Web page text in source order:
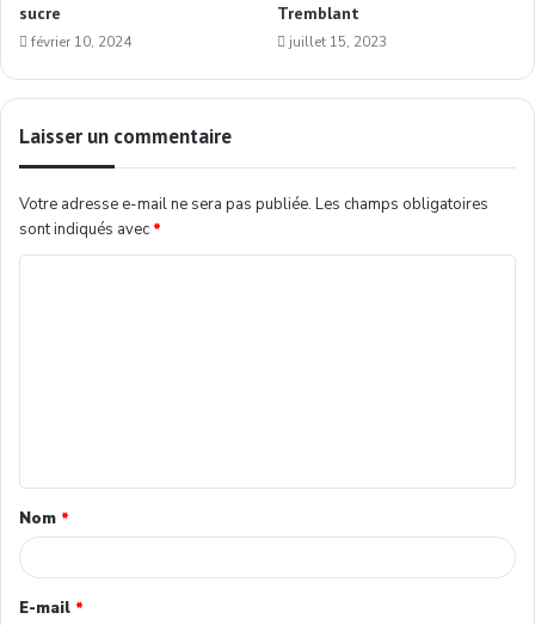
sucre
février 10, 2024
Tremblant
juillet 15, 2023
Laisser un commentaire
Votre adresse e-mail ne sera pas publiée. Les champs obligatoires
sont indiqués avec *
Nom *
E-mail *